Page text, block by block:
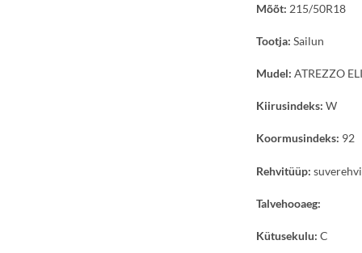
Mõõt: 215/50R18
Tootja: Sailun
Mudel: ATREZZO
Kiirusindeks: W
Koormusindeks: 92
Rehvitüüp:
Talvehooaeg:
Kütusekulu: C